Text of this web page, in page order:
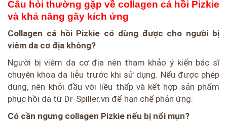
Câu hỏi thường gặp về collagen cá hồi Pizkie
và khả năng gây kích ứng
Collagen cá hồi Pizkie có dùng được cho người bị
viêm da cơ địa không?
Người bị viêm da cơ địa nên tham khảo ý kiến bác sĩ
chuyên khoa da liễu trước khi sử dụng. Nếu được phép
dùng, nên khởi đầu với liều thấp và kết hợp sản phẩm
phục hồi da từ Dr-Spiller.vn để hạn chế phản ứng.
Có cần ngưng collagen Pizkie nếu bị nổi mụn?